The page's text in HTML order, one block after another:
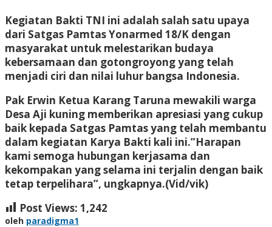
Kegiatan Bakti TNI ini adalah salah satu upaya
dari Satgas Pamtas Yonarmed 18/K dengan
masyarakat untuk melestarikan budaya
kebersamaan dan gotongroyong yang telah
menjadi ciri dan nilai luhur bangsa Indonesia.
Pak Erwin Ketua Karang Taruna mewakili warga
Desa Aji kuning memberikan apresiasi yang cukup
baik kepada Satgas Pamtas yang telah membantu
dalam kegiatan Karya Bakti kali ini.”Harapan
kami semoga hubungan kerjasama dan
kekompakan yang selama ini terjalin dengan baik
tetap terpelihara”, ungkapnya.(Vid/vik)
Post Views: 1,242
oleh paradigma1